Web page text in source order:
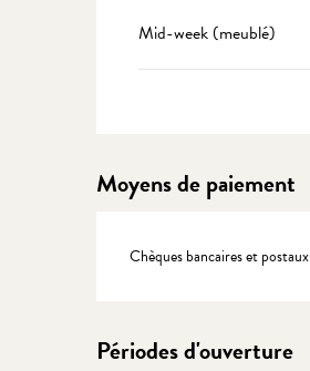
Mid-week (meublé)
Moyens de paiement
Chèques bancaires et postaux
Périodes d'ouverture